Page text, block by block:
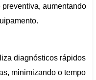
aumentando
diagnósticos rápidos
minimizando o tempo